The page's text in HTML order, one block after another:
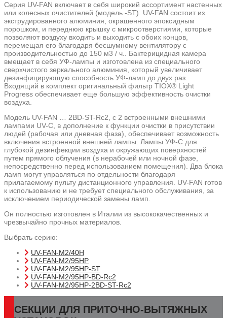
Серия UV-FAN включает в себя широкий ассортимент настенных
или колесных очистителей (модель -ST). UV-FAN состоит из
экструдированного алюминия, окрашенного эпоксидным
порошком, и переднюю крышку с микроотверстиями, которые
позволяют воздуху входить и выходить с обоих концов,
перемещая его благодаря бесшумному вентилятору с
производительностью до 150 м3 / ч.. Бактерицидная камера
вмещает в себя УФ-лампы и изготовлена из специального
сверхчистого зеркального алюминия, который увеличивает
дезинфицирующую способность УФ-ламп до двух раз.
Входящий в комплект оригинальный фильтр TIOX® Light
Progress обеспечивает еще большую эффективность очистки
воздуха.
Модель UV-FAN … 2BD-ST-Rc2, с 2 встроенными внешними
лампами UV-C, в дополнение к функции очистки в присутствии
людей (рабочая или дневная фаза), обеспечивает возможность
включения встроенной внешней лампы. Лампы УФ-С для
глубокой дезинфекции воздуха и окружающих поверхностей
путем прямого облучения (в нерабочей или ночной фазе,
непосредственно перед использованием помещения). Два блока
ламп могут управляться по отдельности благодаря
прилагаемому пульту дистанционного управления. UV-FAN готов
к использованию и не требует специального обслуживания, за
исключением периодической замены ламп.
Он полностью изготовлен в Италии из высококачественных и
чрезвычайно прочных материалов.
Выбрать серию:
UV-FAN-M2/40H
UV-FAN-M2/95HP
UV-FAN-M2/95HP-ST
UV-FAN-M2/95HP-BD-Rc2
UV-FAN-M2/95HP-2BD-ST-Rc2
СЕКЦИИ ДЛЯ ПРИТОЧНО-ВЫТЯЖНЫХ